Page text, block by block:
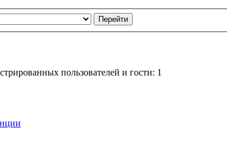
пользователей и гости: 1